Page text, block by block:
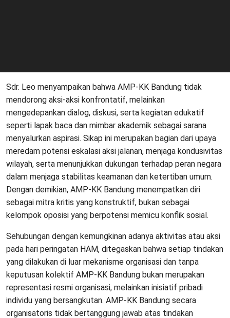
Sdr. Leo menyampaikan bahwa AMP-KK Bandung tidak
mendorong aksi-aksi konfrontatif, melainkan
mengedepankan dialog, diskusi, serta kegiatan edukatif
seperti lapak baca dan mimbar akademik sebagai sarana
menyalurkan aspirasi. Sikap ini merupakan bagian dari upaya
meredam potensi eskalasi aksi jalanan, menjaga kondusivitas
wilayah, serta menunjukkan dukungan terhadap peran negara
dalam menjaga stabilitas keamanan dan ketertiban umum.
Dengan demikian, AMP-KK Bandung menempatkan diri
sebagai mitra kritis yang konstruktif, bukan sebagai
kelompok oposisi yang berpotensi memicu konflik sosial.
Sehubungan dengan kemungkinan adanya aktivitas atau aksi
pada hari peringatan HAM, ditegaskan bahwa setiap tindakan
yang dilakukan di luar mekanisme organisasi dan tanpa
keputusan kolektif AMP-KK Bandung bukan merupakan
representasi resmi organisasi, melainkan inisiatif pribadi
individu yang bersangkutan. AMP-KK Bandung secara
organisatoris tidak bertanggung jawab atas tindakan